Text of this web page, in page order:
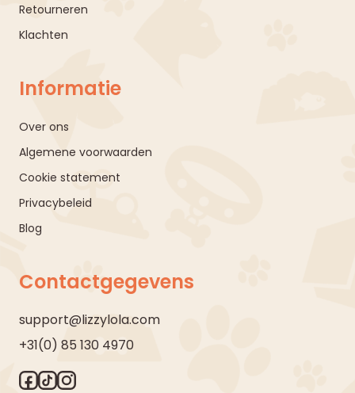
Retourneren
Klachten
Informatie
Over ons
Algemene voorwaarden
Cookie statement
Privacybeleid
Blog
Contactgegevens
support@lizzylola.com
+31(0) 85 130 4970